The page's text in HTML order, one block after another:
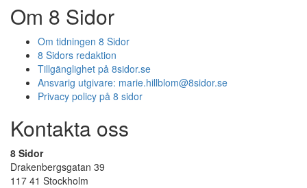
Om 8 Sidor
Om tidningen 8 Sidor
8 Sidors redaktion
Tillgänglighet på 8sidor.se
Ansvarig utgivare: marie.hillblom@8sidor.se
Privacy policy på 8 sidor
Kontakta oss
8 Sidor
Drakenbergsgatan 39
117 41 Stockholm